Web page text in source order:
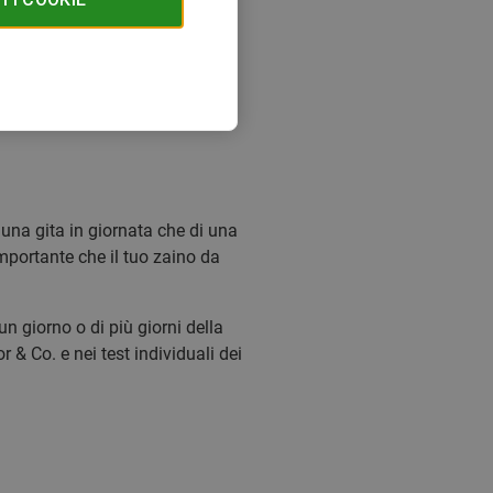
gita in giornata che di una
che il tuo zaino da
giorno o di più giorni della
& Co. e nei test individuali dei